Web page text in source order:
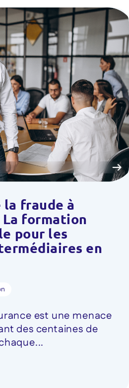
la fraude à
La formation
pour les
en
est une menace
des centaines de